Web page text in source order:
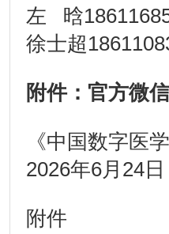
左 晗
徐士超
附件：官方微
《中国数字医
2026年6月24日
附件